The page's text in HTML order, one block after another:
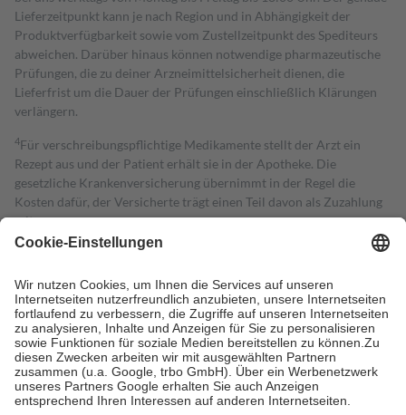
Lieferzeitpunkt kann je nach Region und in Abhängigkeit der
Produktverfügbarkeit sowie vom Zustellzeitpunkt des Spediteurs
abweichen. Darüber hinaus können notwendige pharmazeutische
Prüfungen, die zu deiner Arzneimittelsicherheit dienen, die
Lieferfrist um die Dauer der Prüfungen einschließlich Klärungen
verlängern.
4Für verschreibungspflichtige Medikamente stellt der Arzt ein
Rezept aus und der Patient erhält sie in der Apotheke. Die
gesetzliche Krankenversicherung übernimmt in der Regel die
Kosten dafür, der Versicherte trägt einen Teil davon als Zuzahlung
mit.
Grundsätzlich leisten Mitglieder Zuzahlungen in Höhe von zehn
höchstens zehn Euro.
Es sind jedoch nie mehr als die tatsächlichen
Kosten der Leistung zu entrichten.
Diese Regeln gelten grundsätzlich auch für Online-Apotheken.
Bei Heilmitteln und häuslicher Krankenpflege beträgt die
Zuzahlung zehn Prozent der Kosten sowie zehn Euro je
Verordnung.
Um das Engagement der Versicherten für ihre eigene Gesundheit zu
stärken und die besondere Stellung der Familie zu unterstützen,